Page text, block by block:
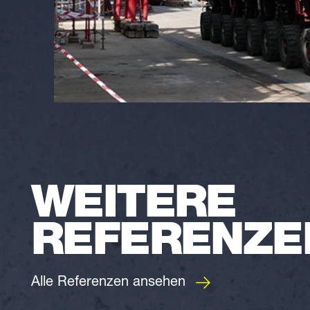
WEITERE
Alle Referenzen ansehen